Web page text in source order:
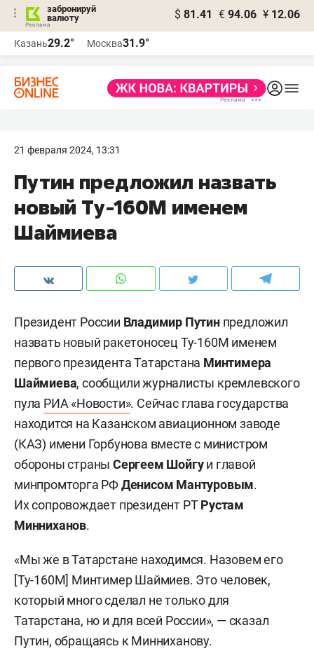
забронируй
валюту
$ 81.41 € 94.06 ¥ 12.06
Казань29.2° Москва31.9°
21 февраля 2024, 13:31
Путин предложил назвать
новый Ту-160М именем
Шаймиева
Президент России Владимир Путинпредложил
назвать новый ракетоносец Ту-160М именем
первого президента Татарстана Минтимера
Шаймиева, сообщили журналисты кремлевского
пула РИА «Новости». Сейчас глава государства
находится на Казанском авиационном заводе
(КАЗ) имени Горбунова вместе с министром
обороны страныСергеем Шойгуи главой
минпромторга РФДенисом Мантуровым.
Их сопровождает президент РТРустам
Минниханов.
«Мы же в Татарстане находимся. Назовем его
[Ту-160М] Минтимер Шаймиев. Это человек,
который много сделал не только для
Татарстана, но и для всей России», — сказал
Путин, обращаясь к Минниханову.